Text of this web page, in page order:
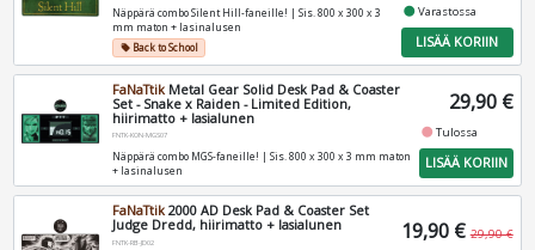
Näppärä combo Silent Hill-faneille! | Sis. 800 x 300 x 3
mm maton + lasinalusen
local_offerBack to School
fiber_manual_recordVarastossa
LISÄÄ KORIIN
FaNaTtikMetal Gear Solid Desk Pad & Coaster
Set - Snake x Raiden - Limited Edition,
hiirimatto + lasialunen
FNTK-KON-MGS07
Näppärä combo MGS-faneille! | Sis. 800 x 300 x 3 mm maton
+ lasinalusen
29,90 €
fiber_manual_recordTulossa
LISÄÄ KORIIN
FaNaTtik2000 AD Desk Pad & Coaster Set
Judge Dredd, hiirimatto + lasialunen
FNTK-RB-JD02 19,90 € 29,90 €